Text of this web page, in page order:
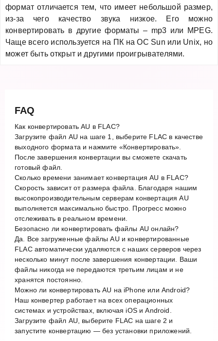
формат отличается тем, что имеет небольшой размер,
из-за чего качество звука низкое. Его можно
конвертировать в другие форматы – mp3 или MPEG.
Чаще всего используется на ПК на OC Sun или Unix, но
может быть открыт и другими проигрывателями.
FAQ
Как конвертировать AU в FLAC?
Загрузите файл AU на шаге 1, выберите FLAC в качестве
выходного формата и нажмите «Конвертировать».
После завершения конвертации вы сможете скачать
готовый файл.
Сколько времени занимает конвертация AU в FLAC?
Скорость зависит от размера файла. Благодаря нашим
высокопроизводительным серверам конвертация AU
выполняется максимально быстро. Прогресс можно
отслеживать в реальном времени.
Безопасно ли конвертировать файлы AU онлайн?
Да. Все загруженные файлы AU и конвертированные
FLAC автоматически удаляются с наших серверов через
несколько минут после завершения конвертации. Ваши
файлы никогда не передаются третьим лицам и не
хранятся постоянно.
Можно ли конвертировать AU на iPhone или Android?
Наш конвертер работает на всех операционных
системах и устройствах, включая iOS и Android.
Загрузите файл AU, выберите FLAC на шаге 2 и
запустите конвертацию — без установки приложений.